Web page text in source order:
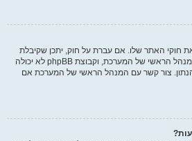
חוקי האתר שלו. אם עברת על חוק, יתכן שקיבלת
אזהרה. שים לב כי זוהי החלטת המנהל הראשי של המערכת, וקבוצת phpBB לא יכולה
צור קשר עם המנהל הראשי של המערכת אם